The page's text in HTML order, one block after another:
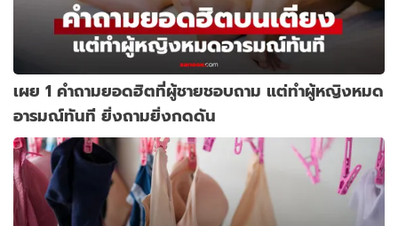
เผย 1 คำถามยอดฮิตที่ผู้ชายชอบถาม แต่ทำผู้หญิงหมด
อารมณ์ทันที ยิ่งถามยิ่งกดดัน